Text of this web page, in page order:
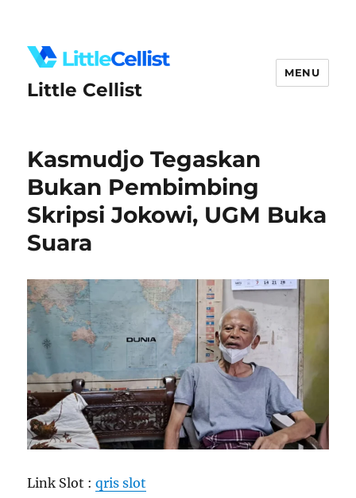
Little Cellist
MENU
Kasmudjo Tegaskan
Bukan Pembimbing
Skripsi Jokowi, UGM Buka
Suara
Link Slot :qris slot